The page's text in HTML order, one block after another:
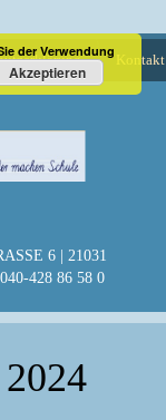
Kontakt
6 | 21031
428 86 58 0
der Verwendung
Akzeptieren